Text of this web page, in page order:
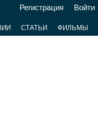
Регистрация Войти
СТАТЬИ ФИЛЬМЫ